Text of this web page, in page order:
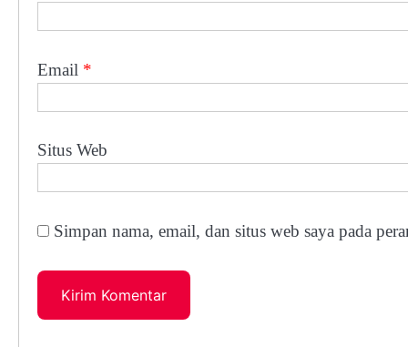
Email *
Situs Web
Simpan nama, email, dan situs web saya pada